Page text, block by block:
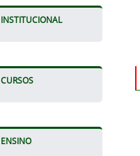
INSTITUCIONAL
CURSOS
ENSINO